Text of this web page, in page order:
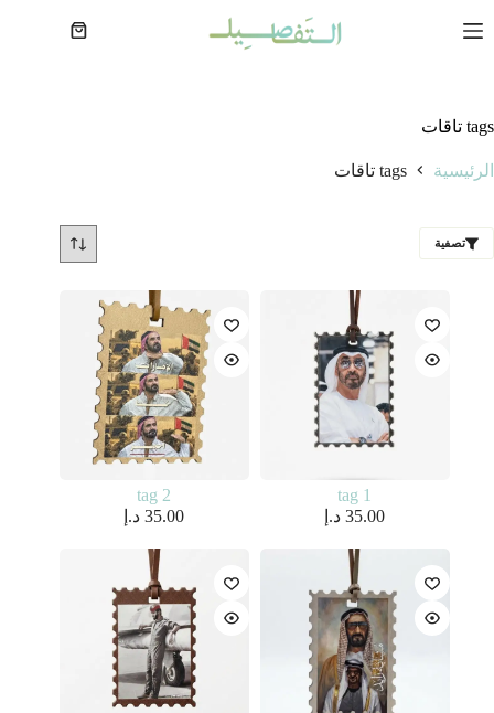
إلى
عربة
tags تاقات
الرئيسية tags تاقات
تصفية
tag 1
35.00 د.إ
tag 2
35.00 د.إ